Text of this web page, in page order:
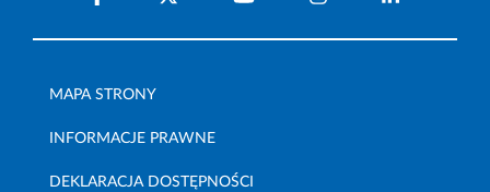
MAPA STRONY
INFORMACJE PRAWNE
DEKLARACJA DOSTĘPNOŚCI